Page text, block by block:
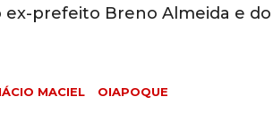
ex-prefeito Breno Almeida e do
MACIEL
OIAPOQUE